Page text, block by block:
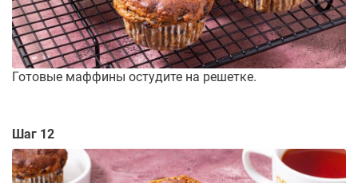
Готовые маффины остудите на решетке.
Шаг 12